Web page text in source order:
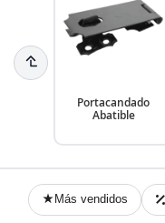
Portacandado
Abatible
Más vendidos